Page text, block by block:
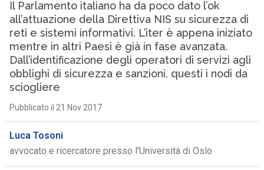
Il Parlamento italiano ha da poco dato l’ok
all’attuazione della Direttiva NIS su sicurezza di
reti e sistemi informativi. L’iter è appena iniziato
mentre in altri Paesi è già in fase avanzata.
Dall’identificazione degli operatori di servizi agli
obblighi di sicurezza e sanzioni, questi i nodi da
sciogliere
Pubblicato il 21 Nov 2017
Luca Tosoni
avvocato e ricercatore presso l’Università di Oslo